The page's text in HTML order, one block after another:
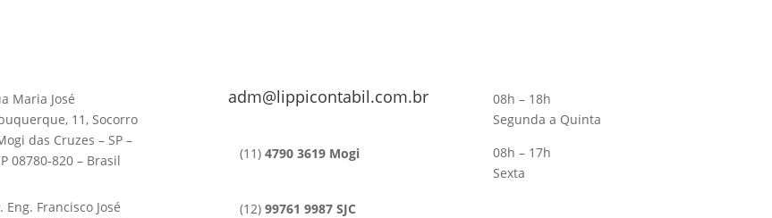
Maria José
11, Socorro
das Cruzes – SP –
08780-820 – Brasil
Eng. Francisco José
adm@lippicontabil.com.br
(11) 4790 3619 Mogi
(12) 99761 9987 SJC
08h – 18h
Segunda a Quinta
08h – 17h
Sexta